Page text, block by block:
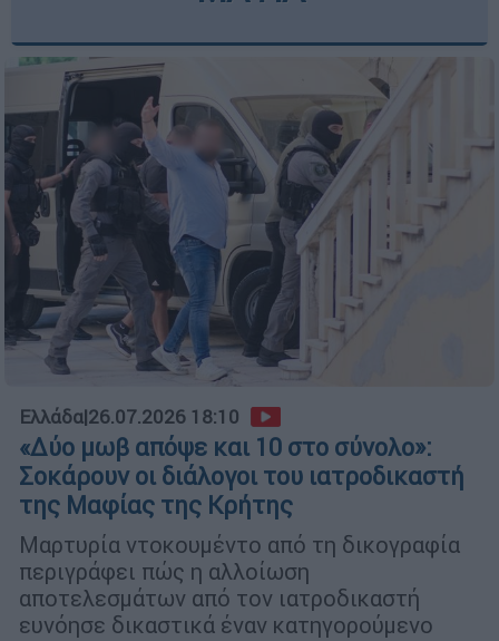
Ελλάδα|26.07.2026 18:10
«Δύο μωβ απόψε και 10 στο σύνολο»:
Σοκάρουν οι διάλογοι του ιατροδικαστή
της Μαφίας της Κρήτης
Μαρτυρία ντοκουμέντο από τη δικογραφία
περιγράφει πώς η αλλοίωση
αποτελεσμάτων από τον ιατροδικαστή
ευνόησε δικαστικά έναν κατηγορούμενο